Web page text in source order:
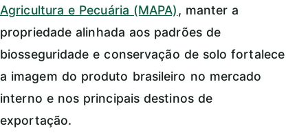
Agricultura e Pecuária (MAPA), manter a
propriedade alinhada aos padrões de
biosseguridade e conservação de solo fortalece
a imagem do produto brasileiro no mercado
interno e nos principais destinos de
exportação.